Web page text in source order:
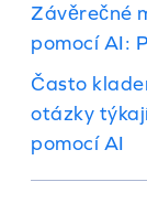
Závěrečné
pomocí AI:
Často
otázky
pomocí AI